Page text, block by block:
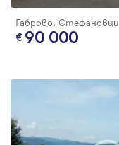
Габрово, Стефановци
90 000